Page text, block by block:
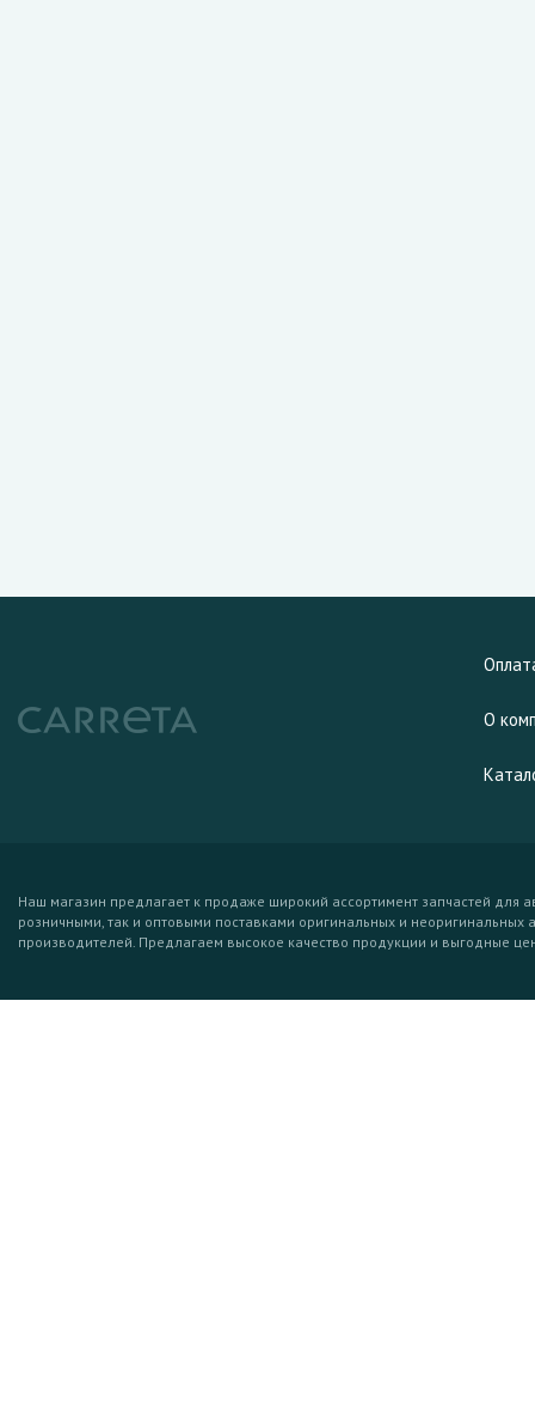
О
Наш магазин предлагает к продаже широкий ассортимент запчастей для
розничными, так и оптовыми поставками оригинальных и неоригинальных
производителей. Предлагаем высокое качество продукции и выгодные